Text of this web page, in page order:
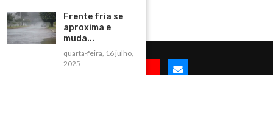
Frente fria se
aproxima e
muda...
quarta-feira, 16 julho,
2025